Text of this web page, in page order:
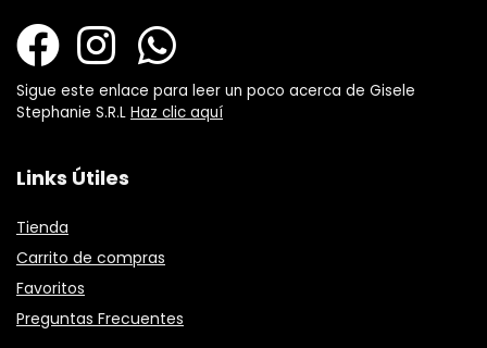
Sigue este enlace para leer un poco acerca de Gisele
Stephanie S.R.L Haz clic aquí
Links Útiles
Tienda
Carrito de compras
Favoritos
Preguntas Frecuentes